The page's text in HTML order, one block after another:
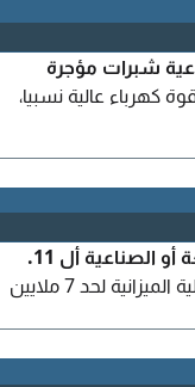
تفاصيل
عقارات - طلب شراء
شبرات مؤجرة
عالية نسبيا،
مطلوب شبرة صناعية في الشارقة الصجعة أو الصناعية أل 11.
تكون مؤجرة بالكامل وتكون قوة الكهرباء عالية الميزانية لحد 7 ملايين